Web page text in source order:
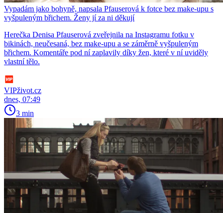
Vypadám jako bohyně, napsala Pfauserová k fotce bez make-upu s
vyšpuleným břichem. Ženy jí za ni děkují
Herečka Denisa Pfauserová zveřejnila na Instagramu fotku v
bikinách, neučesaná, bez make-upu a se záměrně vyšpuleným
břichem. Komentáře pod ní zaplavily díky žen, které v ní uviděly
vlastní tělo.
VIPživot.cz
dnes, 07:49
3 min